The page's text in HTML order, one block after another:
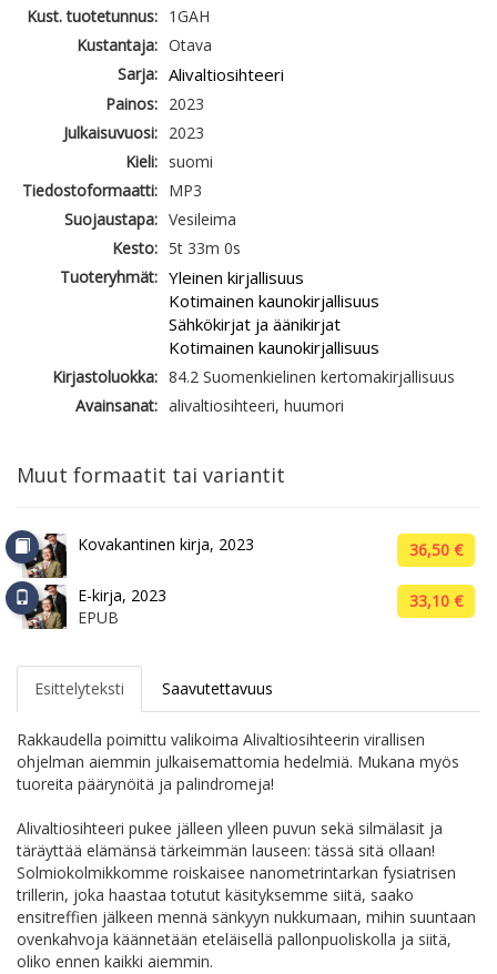
Kust. tuotetunnus: 1GAH
Kustantaja: Otava
Sarja: Alivaltiosihteeri
Painos: 2023
Julkaisuvuosi: 2023
Kieli: suomi
Tiedostoformaatti: MP3
Suojaustapa: Vesileima
Kesto: 5t 33m 0s
Tuoteryhmät: Yleinen kirjallisuus
Kotimainen kaunokirjallisuus
Sähkökirjat ja äänikirjat
Kotimainen kaunokirjallisuus
Kirjastoluokka: 84.2 Suomenkielinen kertomakirjallisuus
Avainsanat: alivaltiosihteeri, huumori
Muut formaatit tai variantit
Kovakantinen kirja, 2023 36,50 €
E-kirja, 2023
EPUB
33,10 €
Esittelyteksti Saavutettavuus
Rakkaudella poimittu valikoima Alivaltiosihteerin virallisen
ohjelman aiemmin julkaisemattomia hedelmiä. Mukana myös
tuoreita päärynöitä ja palindromeja!
Alivaltiosihteeri pukee jälleen ylleen puvun sekä silmälasit ja
täräyttää elämänsä tärkeimmän lauseen: tässä sitä ollaan!
Solmiokolmikkomme roiskaisee nanometrintarkan fysiatrisen
trillerin, joka haastaa totutut käsityksemme siitä, saako
ensitreffien jälkeen mennä sänkyyn nukkumaan, mihin suuntaan
ovenkahvoja käännetään eteläisellä pallonpuoliskolla ja siitä,
oliko ennen kaikki aiemmin.